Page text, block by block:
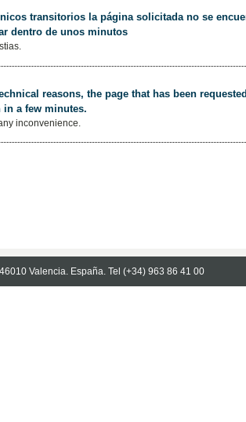
transitorios la página solicitada no se
dentro de unos minutos
reasons, the page that has been
in a few minutes.
inconvenience.
Valencia. España. Tel (+34) 963 86 41 00